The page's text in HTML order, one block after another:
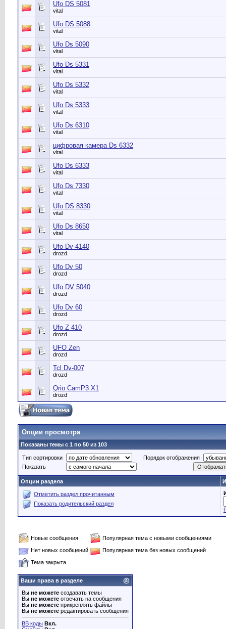
Ufo DS 5081
vital
Ufo DS 5088
vital
Ufo Ds 5090
vital
Ufo Ds 5331
vital
Ufo Ds 5332
vital
Ufo Ds 5333
vital
Ufo Ds 6310
vital
цифровая камера Ds 6332
vital
Ufo Ds 6333
vital
Ufo Ds 7330
vital
Ufo DS 8330
vital
Ufo Ds 8650
vital
Ufo Dv-4140
drozd
Ufo Dv 50
drozd
Ufo DV 5040
drozd
Ufo Dv 60
drozd
Ufo Z 410
drozd
UFO Zen
drozd
Tcl Dv-007
drozd
Qrio CamP3 X1
drozd
Опции просмотра
Показаны темы с 1 по 50 из 103
Тип сортировки
Порядок отображения
Показать
Опции раздела
Отметить раздел прочитанным
Показать родительский раздел
Новые сообщения
Популярная тема с новыми сообщениями
Нет новых сообщений
Популярная тема без новых сообщений
Тема закрыта
Ваши права в разделе
Вы не можете создавать темы
Вы не можете отвечать на сообщения
Вы не можете прикреплять файлы
Вы не можете редактировать сообщения
BB коды Вкл.